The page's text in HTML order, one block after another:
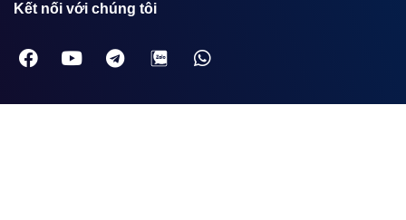
Kết nối với chúng tôi